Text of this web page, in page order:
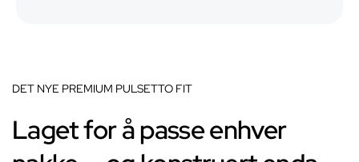
DET NYE PREMIUM PULSETTO FIT
Laget for å passe enhver